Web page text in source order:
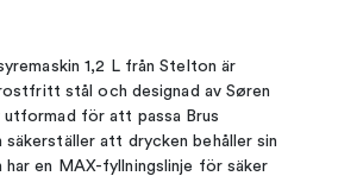
1,2 L från Stelton är
stål och designad av Søren
utformad för att passa Brus
säkerställer att drycken behåller sin
har en MAX-fyllningslinje för säker